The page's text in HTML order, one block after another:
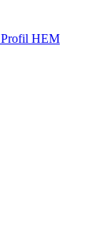
Profil HEM